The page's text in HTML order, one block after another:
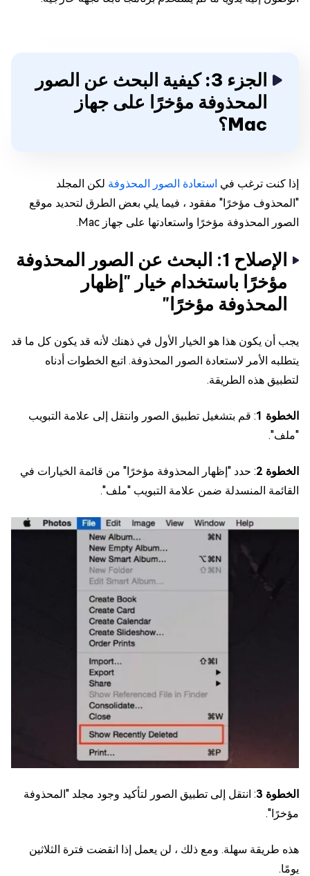
الجزء 3: كيفية البحث عن الصور
المحذوفة مؤخرًا على جهاز
Mac؟
إذا كنت ترغب في استعادة الصور المحذوفة لكن المجلد
"المحذوف مؤخرًا" مفقود ، فيما يلي بعض الطرق لتحديد موقع
الصور المحذوفة مؤخرًا واستعادتها على جهاز Mac.
الإصلاح 1: البحث عن الصور المحذوفة
مؤخرًا باستخدام خيار "إظهار
المحذوفة مؤخرًا"
يجب أن يكون هذا هو الخيار الأول في ذهنك لأنه قد يكون كل ما قد
يتطلبه الأمر لاستعادة الصور المحذوفة. اتبع الخطوات أدناه
لتطبيق هذه الطريقة.
الخطوة 1
: قم بتشغيل تطبيق الصور وانتقل إلى علامة التبويب
"ملف".
الخطوة 2
: حدد "إظهار المحذوفة مؤخرًا" من قائمة الخيارات في
القائمة المنسدلة ضمن علامة التبويب "ملف".
الخطوة 3
: انتقل إلى تطبيق الصور لتأكيد وجود مجلد "المحذوفة
مؤخرًا".
هذه طريقة سهلة. ومع ذلك ، لن يعمل إذا انقضت فترة الثلاثين
يومًا.